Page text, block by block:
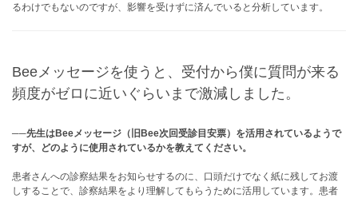
るわけでもないのですが、影響を受けずに済んでいると分析しています。
Beeメッセージを使うと、受付から僕に質問が来る
頻度がゼロに近いぐらいまで激減しました。
──先生はBeeメッセージ（旧Bee次回受診目安票）を活用されているようで
すが、どのように使用されているかを教えてください。
患者さんへの診察結果をお知らせするのに、口頭だけでなく紙に残してお渡
しすることで、診察結果をより理解してもらうために活用しています。患者